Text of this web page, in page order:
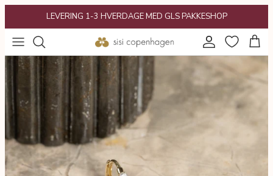
LEVERING 1-3 HVERDAGE MED GLS PAKKESHOP
POPULÆRT
KATEGORIER
KOLLEKTIONER
INSPIRATION
Gaveguide
Gavekort